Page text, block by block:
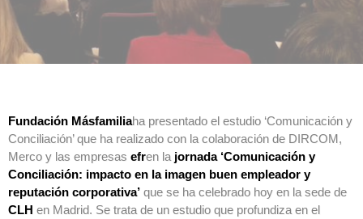
Fundación Másfamiliaha presentado el estudio ‘Comunicación y
Conciliación’ que ha realizado con la colaboración de DIRCOM,
Merco y las empresas efren la jornada ‘Comunicación y
Conciliación: impacto en la imagen buen empleador y
reputación corporativa’ que se ha celebrado hoy en la sede de
CLH en Madrid. Se trata de un estudio que profundiza en el